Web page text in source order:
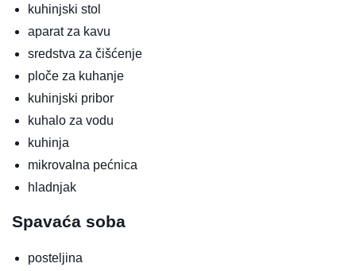
kuhinjski stol
aparat za kavu
sredstva za čišćenje
ploče za kuhanje
kuhinjski pribor
kuhalo za vodu
kuhinja
mikrovalna pećnica
hladnjak
Spavaća soba
posteljina